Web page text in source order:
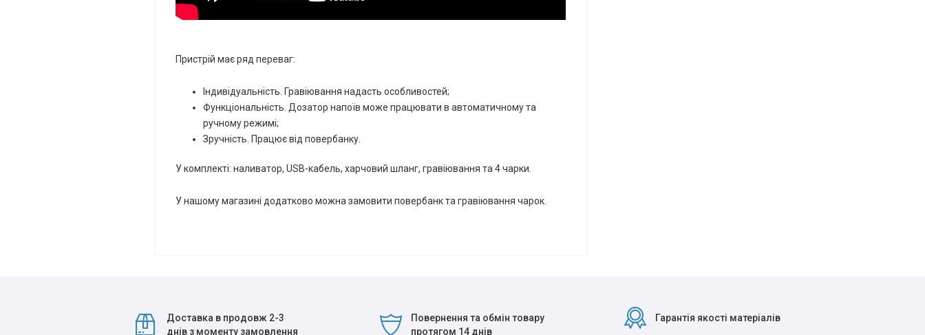
Пристрій має ряд переваг:
Індивідуальність. Гравіювання надасть особливостей;
Функціональність. Дозатор напоїв може працювати в автоматичному та
ручному режимі;
Зручність. Працює від повербанку.
У комплекті: наливатор, USB-кабель, харчовий шланг, гравіювання та 4 чарки.
У нашому магазині додатково можна замовити повербанк та гравіювання чарок.
Доставка в продовж 2-3
днів з моменту замовлення
Повернення та обмін товару
протягом 14 днів
Гарантія якості матеріалів